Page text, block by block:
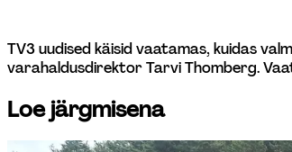
TV3 uudised käisid vaatamas, kuidas
varahaldusdirektor Tarvi Thomberg.
Loe järgmisena